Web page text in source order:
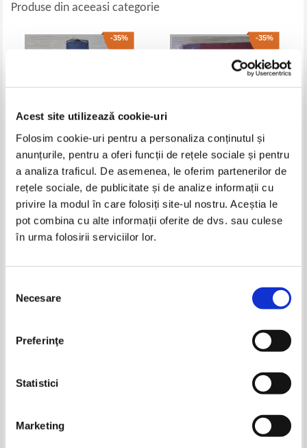
Acest site utilizează cookie-uri
Folosim cookie-uri pentru a personaliza conținutul și
anunțurile, pentru a oferi funcții de rețele sociale și pentru
a analiza traficul. De asemenea, le oferim partenerilor de
rețele sociale, de publicitate și de analize informații cu
privire la modul în care folosiți site-ul nostru. Aceștia le
pot combina cu alte informații oferite de dvs. sau culese
în urma folosirii serviciilor lor.
consimțământului
Necesare
Preferinţe
Statistici
Marketing
Produse din aceeasi categorie
-35%
Joseph Reinach - La guerre de
1914-1916. Les commentaires
de polybe (1916)
Pret:50,00Lei 32,50 Lei
Adaugă în coș
-35%
Gustave Oslet - Cours de
construction. Traite de geodesie
(volumul 2)
Pret:53,00Lei 34,45 Lei
Adaugă în coș
-35%
externe (volumul 2, 1935)
-35%
M. B. Martyn - Versions et
themes. Anglais (1877)